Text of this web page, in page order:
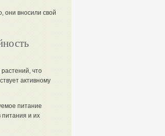
они вносили свой
что
активному
питание
и их